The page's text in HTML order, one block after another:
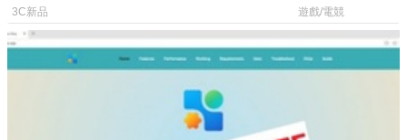
鎖定 AI 應用
3C新品
式讓操作就像
遊戲/電競